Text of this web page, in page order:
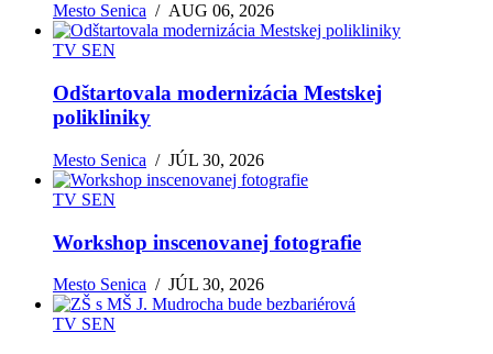
Mesto Senica /AUG 06, 2026
TV SEN
Odštartovala modernizácia Mestskej
polikliniky
Mesto Senica /JÚL 30, 2026
TV SEN
Workshop inscenovanej fotografie
Mesto Senica /JÚL 30, 2026
TV SEN